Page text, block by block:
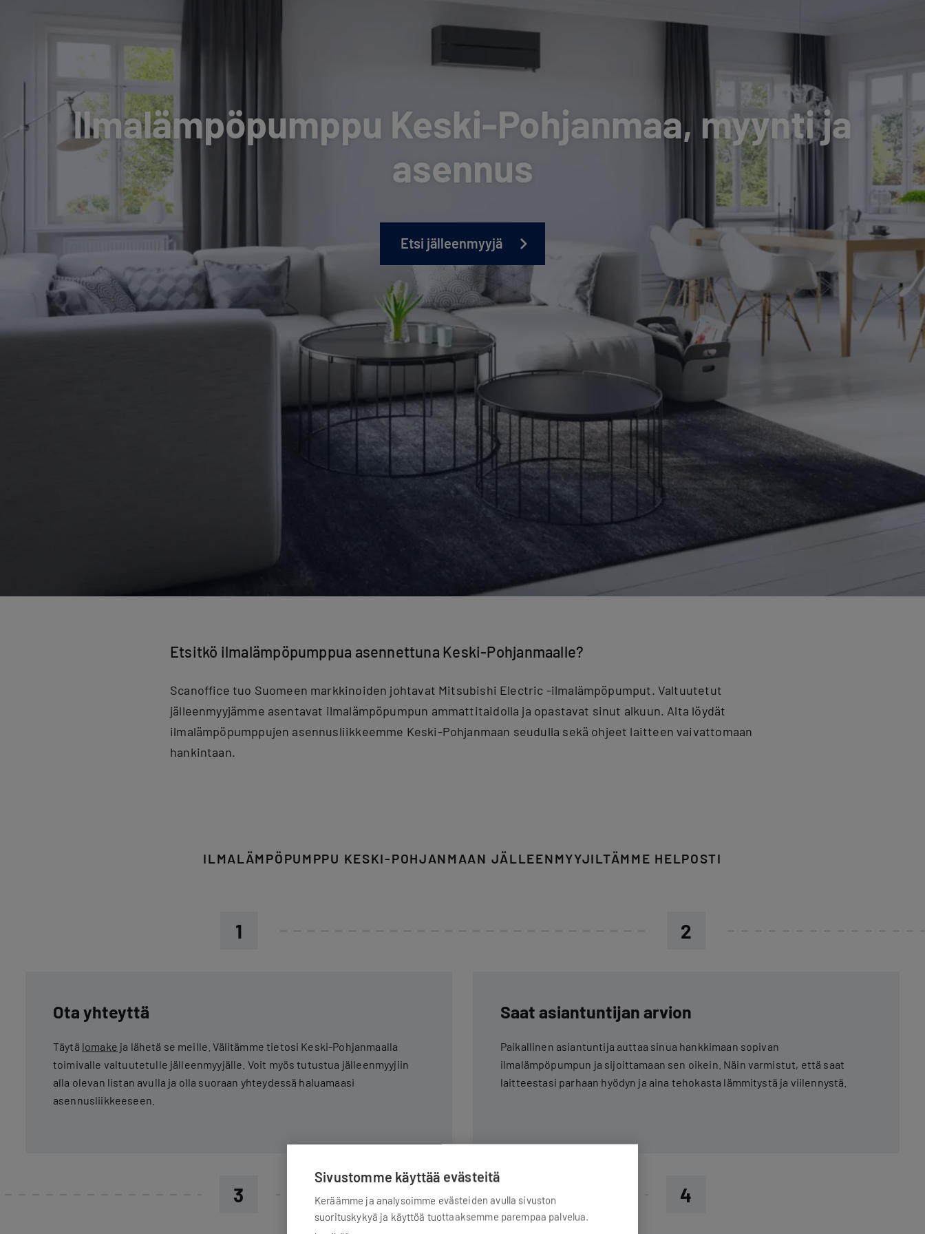
Ilmalämpöpumppu Keski-Pohjanmaa, myynti ja
asennus
Etsi jälleenmyyjä
Etsitkö ilmalämpöpumppua asennettuna Keski-Pohjanmaalle?
Scanoffice tuo Suomeen markkinoiden johtavat Mitsubishi Electric -ilmalämpöpumput. Valtuutetut
jälleenmyyjämme asentavat ilmalämpöpumpun ammattitaidolla ja opastavat sinut alkuun. Alta löydät
ilmalämpöpumppujen asennusliikkeemme Keski-Pohjanmaan seudulla sekä ohjeet laitteen vaivattomaan
hankintaan.
ILMALÄMPÖPUMPPU KESKI-POHJANMAAN JÄLLEENMYYJILTÄMME HELPOSTI
1
Ota yhteyttä
Täytä lomake ja lähetä se meille. Välitämme tietosi Keski-Pohjanmaalla
toimivalle valtuutetulle jälleenmyyjälle. Voit myös tutustua jälleenmyyjiin
alla olevan listan avulla ja olla suoraan yhteydessä haluamaasi
asennusliikkeeseen.
2
Saat asiantuntijan arvion
Paikallinen asiantuntija auttaa sinua hankkimaan sopivan
ilmalämpöpumpun ja sijoittamaan sen oikein. Näin varmistut, että saat
laitteestasi parhaan hyödyn ja aina tehokasta lämmitystä ja viilennystä.
3 4
Sivustomme käyttää evästeitä
Keräämme ja analysoimme evästeiden avulla sivuston
suorituskykyä ja käyttöä tuottaaksemme parempaa palvelua.